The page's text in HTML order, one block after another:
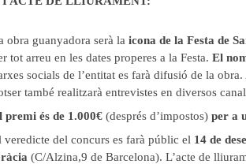
obra guanyadora serà la icona de la Festa de
tot arreu en les dates properes a la Festa. El
socials de l’entitat es farà difusió de la
també realitzarà entrevistes en diversos
premi és de 1.000€ (després d’impostos) per a
veredicte del concurs es farà públic el 14 de
(C/Alzina,9 de Barcelona). L’acte de